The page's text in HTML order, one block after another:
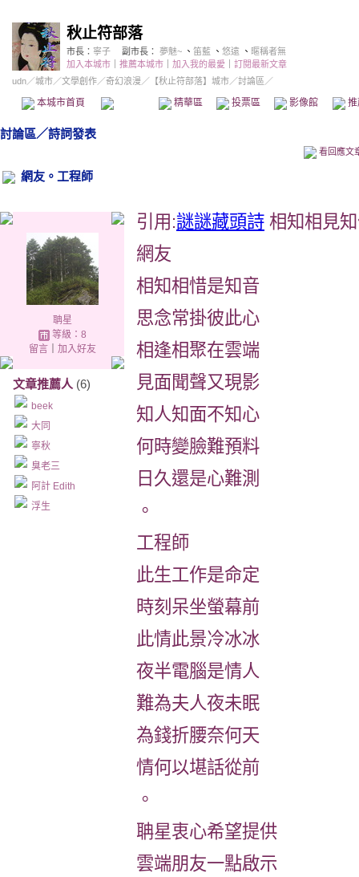
秋止符部落
市長： 寧子 副市長： 夢魅~ 、 笛藍 、 悠遠 、 暱稱者無
加入本城市
推薦本城市 加入我的最愛
訂閱最新文章
udn／城市／文學創作／奇幻浪漫 ／ 【秋止符部落】城市／討論區／
本城市首頁 精華區 投票區 影像館
討論區／詩詞發表
看回應文
網友。工程師
聃星
等級：8
留言｜ 加入好友
文章推薦人 (6)
beek
大同
寧秋
臭老三
阿計 Edith
浮生
引用:謎謎藏頭詩 相知相見
網友
相知相惜是知音
思念常掛彼此心
相逢相聚在雲端
見面聞聲又現影
知人知面不知心
何時變臉難預料
日久還是心難測
。
工程師
此生工作是命定
時刻呆坐螢幕前
此情此景冷冰冰
夜半電腦是情人
難為夫人夜未眠
為錢折腰奈何天
情何以堪話從前
。
聃星衷心希望提供
雲端朋友一點啟示